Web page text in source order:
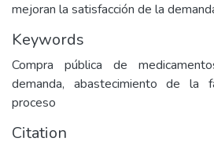
mejoran la satisfacción de la
Keywords
Compra pública de
demanda, abastecimiento de la
proceso
Citation